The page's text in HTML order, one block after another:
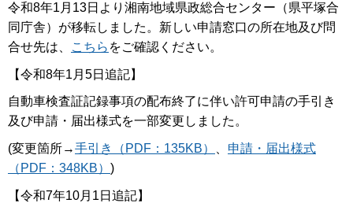
令和8年1月13日より湘南地域県政総合センター（県平塚合
同庁舎）が移転しました。新しい申請窓口の所在地及び問
合せ先は、
こちら をご確認ください。
【令和8年1月5日追記】
自動車検査証記録事項の配布終了に伴い許可申請の手引き
及び申請・届出様式を一部変更しました。
(変更箇所→手引き（PDF：135KB）
申請・届出様式
（PDF：348KB） )
【令和7年10月1日追記】